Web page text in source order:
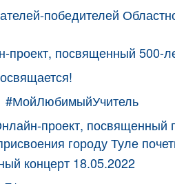
победителей
проект, посвященный 500-
#МойЛюбимыйУчитель
проект,
городу Туле
концерт 18.05.2022